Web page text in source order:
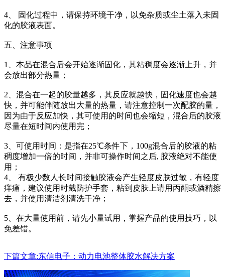
4、 固化过程中，请保持环境干净，以免杂质或尘土落入未固
化的胶液表面。
五、注意事项
1、本品在混合后会开始逐渐固化，其粘稠度会逐渐上升，并
会放出部分热量；
2、混合在一起的胶量越多，其反应就越快，固化速度也会越
快，并可能伴随放出大量的热量，请注意控制一次配胶的量，
因为由于反应加快，其可使用的时间也会缩短，混合后的胶液
尽量在短时间内使用完；
3、可使用时间：是指在25℃条件下，100g混合后的胶液的粘
稠度增加一倍的时间，并非可操作时间之后, 胶液绝对不能使
用；
4、 有极少数人长时间接触胶液会产生轻度皮肤过敏，有轻度
痒痛，建议使用时戴防护手套，粘到皮肤上请用丙酮或酒精擦
去，并使用清洁剂清洗干净；
5、在大量使用前，请先小量试用，掌握产品的使用技巧，以
免差错。
下篇文章:东信电子：动力电池整体胶水解决方案